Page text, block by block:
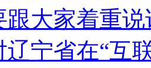
跟大家着重说
宁省在“互